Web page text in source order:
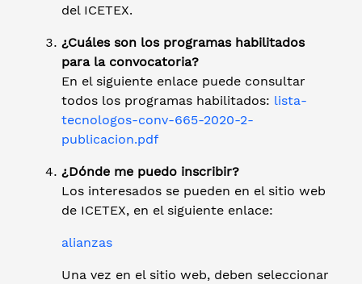
del ICETEX.
¿Cuáles son los programas habilitados
para la convocatoria?
En el siguiente enlace puede consultar
todos los programas habilitados: lista-
tecnologos-conv-665-2020-2-
publicacion.pdf
¿Dónde me puedo inscribir?
Los interesados se pueden en el sitio web
de ICETEX, en el siguiente enlace:
alianzas
Una vez en el sitio web, deben seleccionar